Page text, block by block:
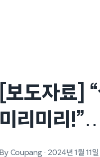
[보도자료]
미리미리
By Coupang · 2024년 1월 11일